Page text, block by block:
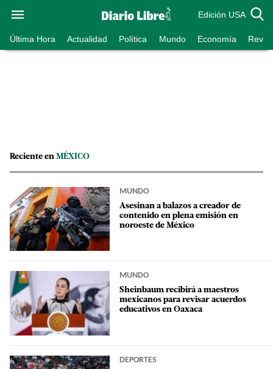
Edición USA
Última Hora Actualidad Política Mundo Economía
Reciente en MÉXICO
MUNDO
Asesinan a balazos a creador de
contenido en plena emisión en
noroeste de México
MUNDO
Sheinbaum recibirá a maestros
mexicanos para revisar acuerdos
educativos en Oaxaca
DEPORTES